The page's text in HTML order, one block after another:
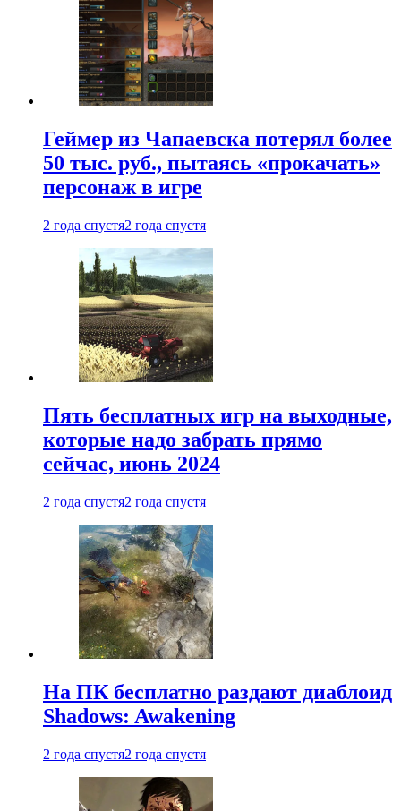
Геймер из Чапаевска потерял более
50 тыс. руб., пытаясь «прокачать»
персонаж в игре
2 года спустя2 года спустя
Пять бесплатных игр на выходные,
которые надо забрать прямо
сейчас, июнь 2024
2 года спустя2 года спустя
На ПК бесплатно раздают диаблоид
Shadows: Awakening
2 года спустя2 года спустя